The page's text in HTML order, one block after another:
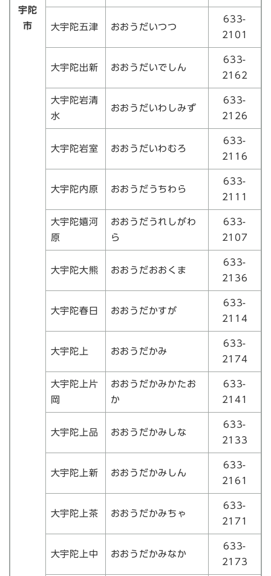
宇陀
市
大宇陀五津 おおうだいつつ
633-
2101
大宇陀出新 おおうだいでしん
633-
2162
大宇陀岩清
水
おおうだいわしみず
633-
2126
大宇陀岩室 おおうだいわむろ
633-
2116
大宇陀内原 おおうだうちわら
633-
2111
大宇陀嬉河
原
おおうだうれしがわ
ら
633-
2107
大宇陀大熊 おおうだおおくま
633-
2136
大宇陀春日 おおうだかすが
633-
2114
大宇陀上 おおうだかみ
633-
2174
大宇陀上片
岡
おおうだかみかたお
か
633-
2141
大宇陀上品 おおうだかみしな
633-
2133
大宇陀上新 おおうだかみしん
633-
2161
大宇陀上茶 おおうだかみちゃ
633-
2171
大宇陀上中 おおうだかみなか
633-
2173